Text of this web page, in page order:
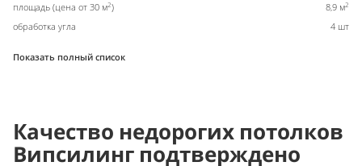
площадь (цена от 30 м2) 8,9 м2
обработка угла 4 шт
Показать полный список
Качество недорогих потолков
Випсилинг подтверждено